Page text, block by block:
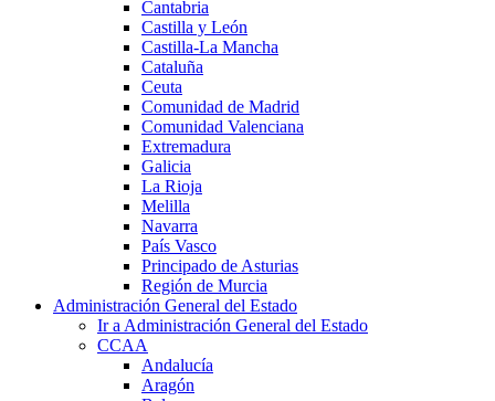
Cantabria
Castilla y León
Castilla-La Mancha
Cataluña
Ceuta
Comunidad de Madrid
Comunidad Valenciana
Extremadura
Galicia
La Rioja
Melilla
Navarra
País Vasco
Principado de Asturias
Región de Murcia
Administración General del Estado
Ir a Administración General del Estado
CCAA
Andalucía
Aragón